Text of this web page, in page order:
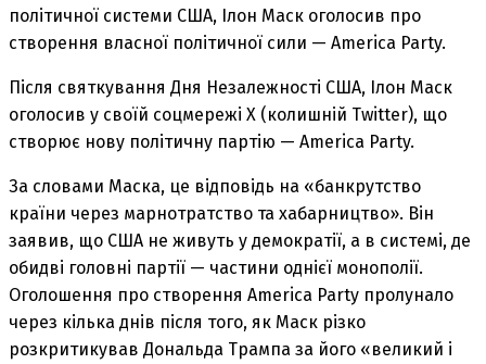
політичної системи США, Ілон Маск оголосив про
створення власної політичної сили — America Party.
Після святкування Дня Незалежності США, Ілон Маск
оголосив у своїй соцмережі X (колишній Twitter), що
створює нову політичну партію — America Party.
За словами Маска, це відповідь на «банкрутство
країни через марнотратство та хабарництво». Він
заявив, що США не живуть у демократії, а в системі, де
обидві головні партії — частини однієї монополії.
Оголошення про створення America Party пролунало
через кілька днів після того, як Маск різко
розкритикував Дональда Трампа за його «великий і